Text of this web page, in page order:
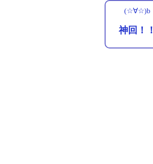
(☆∀☆)b
神回！！